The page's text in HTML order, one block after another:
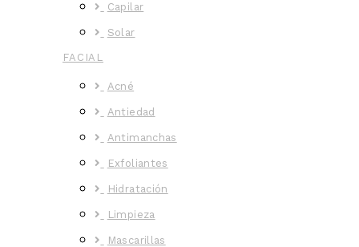
Capilar
Solar
FACIAL
Acné
Antiedad
Antimanchas
Exfoliantes
Hidratación
Limpieza
Mascarillas